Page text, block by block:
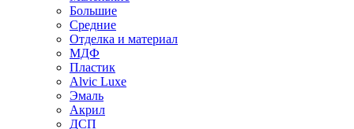
Большие
Средние
Отделка и материал
МДФ
Пластик
Alvic Luxe
Эмаль
Акрил
ДСП